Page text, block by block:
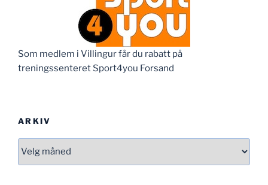
Som medlem i Villingur får du rabatt på
treningssenteret Sport4you Forsand
ARKIV